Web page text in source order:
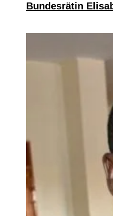
Bundesrätin